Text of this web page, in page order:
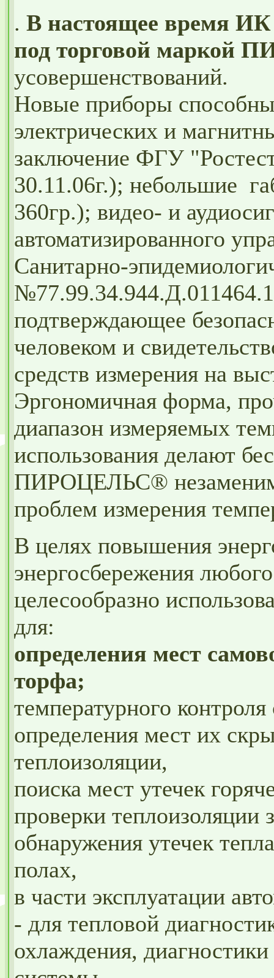
. В настоящее время
под торговой маркой
усовершенствований.
Новые приборы
электрических и
заключение ФГУ
30.11.06г.); небольшие
360гр.); видео- и
автоматизированного
Санитарно-
подтверждающее
человеком и
средств измерения на
Эргономичная форма,
диапазон измеряемых
использования делают
ПИРОЦЕЛЬС®
проблем измерения
В целях повышения
энергосбережения
целесообразно
для:
определения мест
торфа;
температурного
определения мест их
теплоизоляции,
поиска мест утечек
проверки теплоизоляции
обнаружения утечек
полах,
в части эксплуатации
- для тепловой
охлаждения,